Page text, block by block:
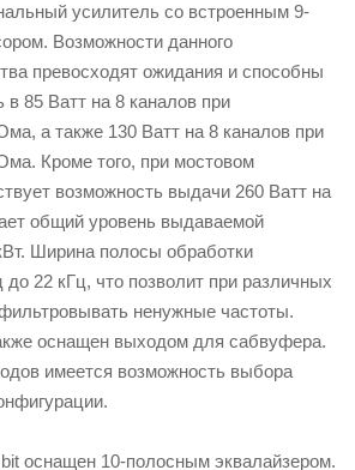
усилитель со встроенным 9-
Возможности данного
превосходят ожидания и способны
85 Ватт на 8 каналов при
а также 130 Ватт на 8 каналов при
Кроме того, при мостовом
возможность выдачи 260 Ватт на
общий уровень выдаваемой
Ширина полосы обработки
до 22 кГц, что позволит при различных
ненужные частоты.
оснащен выходом для сабвуфера.
имеется возможность выбора
оснащен 10-полосным эквалайзером.